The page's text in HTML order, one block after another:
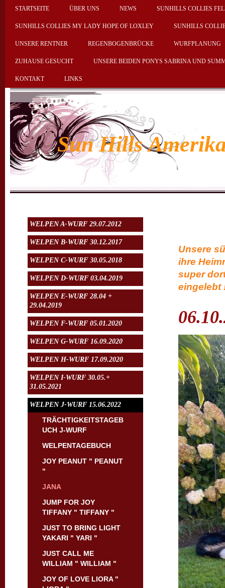
STARTSEITE ÜBER UNS NEWS SUNHILLS COLLIES
SUNHILLS COLLIES MY LADY HOPE OF LOXLEY SUNHILLS
UNSERE RENTNER REGENBOGENBRÜCKE WURFPLANUNG
ZUHAUSE GESUCHT UNSERE BEIDEN PONYS SABRINA UND
KONTAKT LINKS
Sun Hills
WELPEN A-WURF 29.07.2012
WELPEN B-WURF 30.12.2017
WELPEN C-WURF 30.05.2018
WELPEN D-WURF 03.04.2019
WELPEN E-WURF 28.04 +
29.04.2019
WELPEN F-WURF 05.01.2020
WELPEN G-WURF 16.09.2020
WELPEN H-WURF 17.09.2020
WELPEN I-WURF 30.05.+
31.05.2021
WELPEN J-WURF 15.06.2022
TRÄCHTIGKEITSTAGEB
UCH J-WURF
WELPENTAGEBUCH
JOY PEANUT " PEANUT
"
JANA
JUMP FOR JOY
TIFFANY " TIFFANY "
JUST TO BRING LIGHT
YAKARI " YARI "
JUST CALL ME
WILLIAM " WILLIAM "
JOY OF LOVE LIORA "
Unsere
ihre
super
eingelebt